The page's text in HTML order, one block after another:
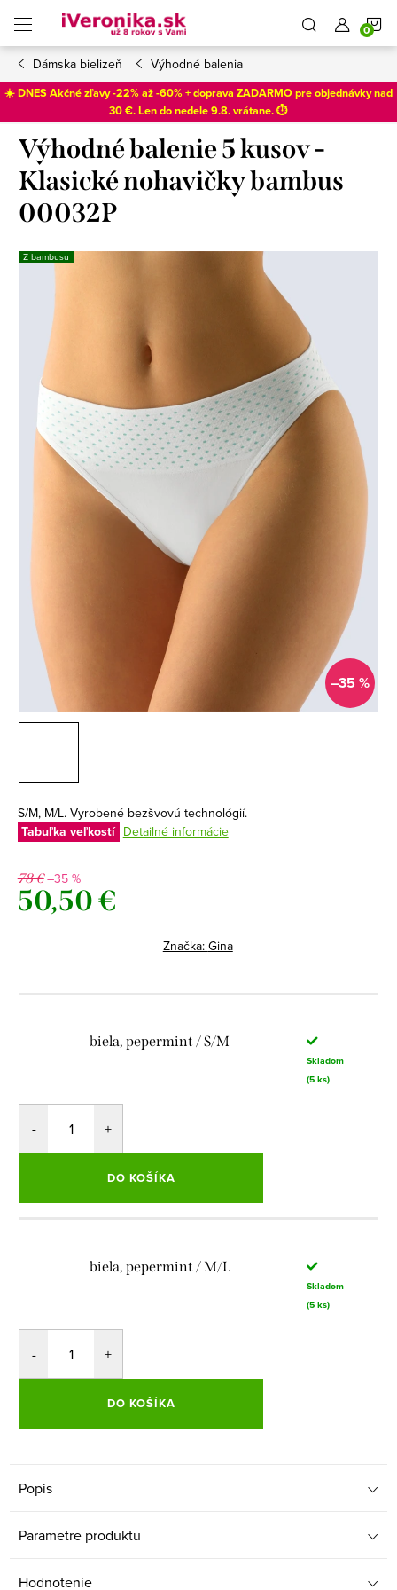
obsah
Dámska bielizeň Výhodné balenia
☀️ DNES Akčné zľavy -22% až -60% + doprava ZADARMO pre objednávky nad
30 €. Len donedele 9.8. vrátane. ⏱️
Výhodné balenie 5 kusov -
Klasické nohavičky bambus
00032P
Z bambusu
–35 %
S/M, M/L. Vyrobené bezšvovú technológií.
Tabuľka veľkostí Detailné informácie
78 €–35 %
50,50 €
Značka: Gina
biela, pepermint / S/M
Skladom
(5 ks)
DO KOŠÍKA
biela, pepermint / M/L
Skladom
(5 ks)
DO KOŠÍKA
Popis
Parametre produktu
Hodnotenie